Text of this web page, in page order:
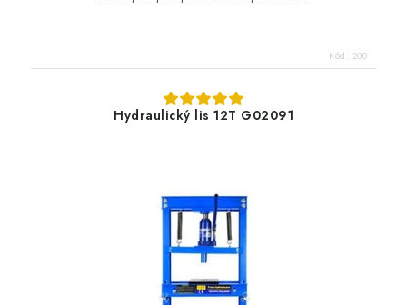
Kód: 200
Hydraulický lis 12T G02091